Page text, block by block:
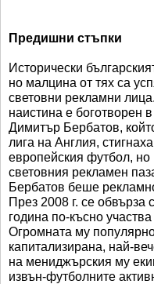
Предишни стъпки
Исторически
но малцина от тях са
световни рекламни
наистина е боготворен
Димитър Бербатов,
лига на Англия,
европейския футбол, но
световния рекламен
Бербатов беше
През 2008 г. се обвърза
година по-късно
Огромната му
капитализирана, най-
на мениджърския му
извън-футболните